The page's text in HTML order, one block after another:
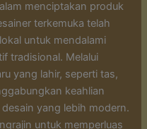
menciptakan produk
terkemuka telah
untuk mendalami
tradisional. Melalui
yang lahir, seperti tas,
keahlian
yang lebih modern.
untuk memperluas